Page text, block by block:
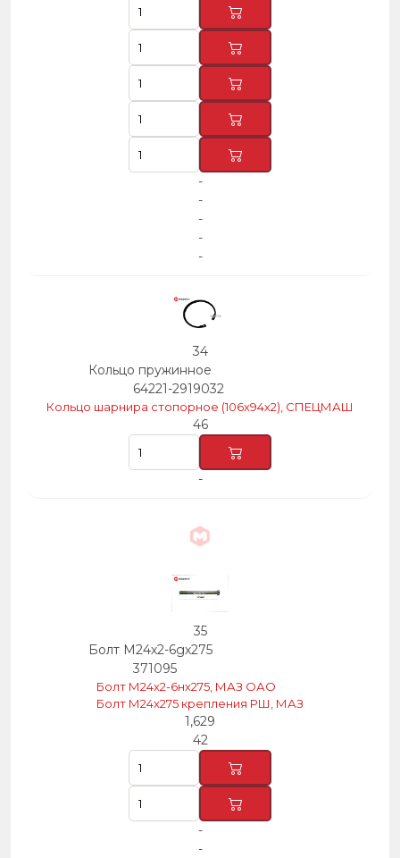
-
-
-
-
-
34
Кольцо пружинное
64221-2919032
Кольцо шарнира стопорное (106х94х2), СПЕЦМАШ
46
-
35
Болт М24х2-6gх275
371095
Болт М24х2-6нх275, МАЗ ОАО
Болт М24х275 крепления РШ, МАЗ
1,629
42
-
-